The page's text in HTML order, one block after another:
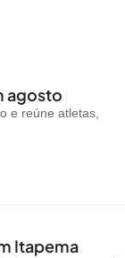
agosto
e reúne atletas,
Itapema